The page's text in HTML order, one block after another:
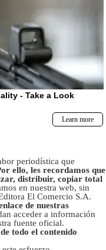
periodística que
ello, les recordamos que
distribuir, copiar total
en nuestra web, sin
El Comercio S.A.
de nuestras
acceder a información
fuente oficial.
todo el contenido